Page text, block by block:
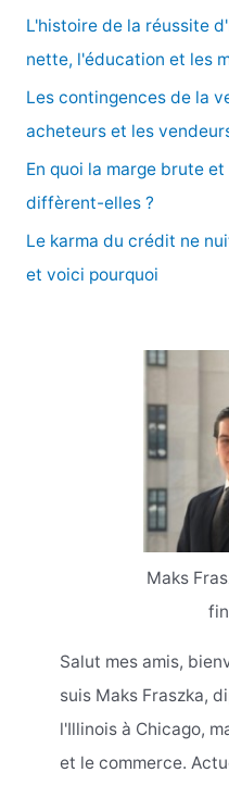
c
:
L'histoire de la réussite
nette, l'éducation et les
Les contingences de la
acheteurs et les
En quoi la marge brute
diffèrent-elles ?
Le karma du crédit ne
et voici pourquoi
Maks
Salut mes amis,
suis Maks Fraszka,
l'Illinois à Chicago,
et le commerce.